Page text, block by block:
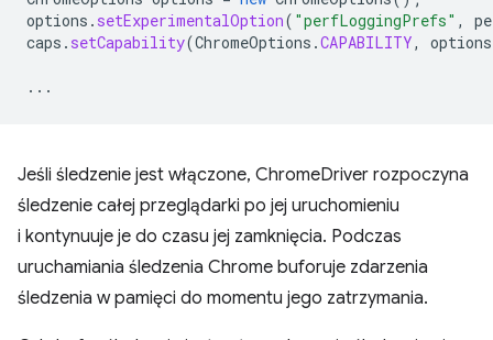
options . setExperimentalOption( "perfLoggingPrefs" ,
caps . setCapability(ChromeOptions .CAPABILITY, options
...
Jeśli śledzenie jest włączone, ChromeDriver rozpoczyna
śledzenie całej przeglądarki po jej uruchomieniu
i kontynuuje je do czasu jej zamknięcia. Podczas
uruchamiania śledzenia Chrome buforuje zdarzenia
śledzenia w pamięci do momentu jego zatrzymania.